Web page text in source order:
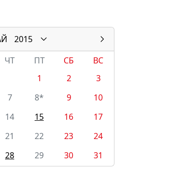
2015
ЧТ ПТ СБ
ВС
1
2
3
7 8* 9
10
14 15 16
17
21 22 23
24
28 29 30 31